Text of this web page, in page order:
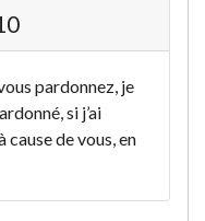
pardonnez, je
si j’ai
cause de vous, en